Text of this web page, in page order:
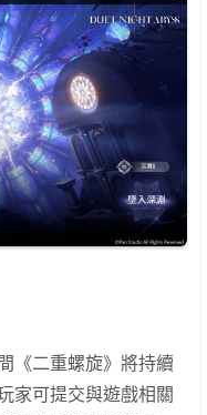
《二重螺旋》將持續
家可提交與遊戲相關